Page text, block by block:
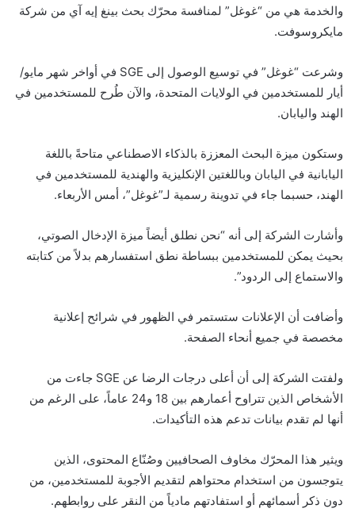
والخدمة هي من “غوغل” لمنافسة محرّك بحث بينغ إيه آي من شركة
مايكروسوفت.
وشرعت “غوغل” في توسيع الوصول إلى SGE في أواخر شهر مايو/
أيار للمستخدمين في الولايات المتحدة، والآن طُرح للمستخدمين في
الهند واليابان.
وستكون ميزة البحث المعززة بالذكاء الاصطناعي متاحةً باللغة
اليابانية في اليابان وباللغتين الإنكليزية والهندية للمستخدمين في
الهند، حسبما جاء في تدوينة رسمية لـ”غوغل”، أمس الأربعاء.
وأشارت الشركة إلى أنه “نحن نطلق أيضاً ميزة الإدخال الصوتي،
بحيث يمكن للمستخدمين ببساطة نطق استفسارهم بدلاً من كتابته
والاستماع إلى الردود”.
وأضافت أن الإعلانات ستستمر في الظهور في شرائح إعلانية
مخصصة في جميع أنحاء الصفحة.
ولفتت الشركة إلى أن أعلى درجات الرضا عن SGE جاءت من
الأشخاص الذين تتراوح أعمارهم بين 18 و24 عاماً، على الرغم من
أنها لم تقدم بيانات تدعم هذه التأكيدات.
ويثير هذا المحرّك مخاوف الصحافيين وصُنّاع المحتوى، الذين
يتوجسون من استخدام محتواهم لتقديم الأجوبة للمستخدمين، من
دون ذكر أسمائهم أو استفادتهم مادياً من النقر على روابطهم.